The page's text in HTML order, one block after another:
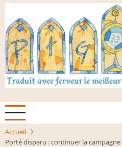
Aller
contenu
principal
Accueil
Porté disparu : continuer la